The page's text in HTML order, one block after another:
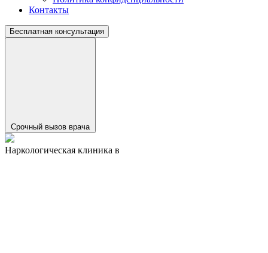
Контакты
Бесплатная консультация
Срочный вызов врача
Наркологическая клиника в